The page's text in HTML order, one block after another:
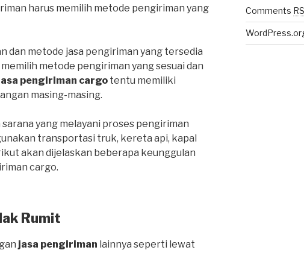
harus memilih metode pengiriman yang
dan metode jasa pengiriman yang tersedia
metode pengiriman yang sesuai dan
pengiriman cargo tentu memiliki
masing-masing.
yang melayani proses pengiriman
transportasi truk, kereta api, kapal
akan dijelaskan beberapa keunggulan
cargo.
Rumit
jasa pengiriman lainnya seperti lewat
Comments